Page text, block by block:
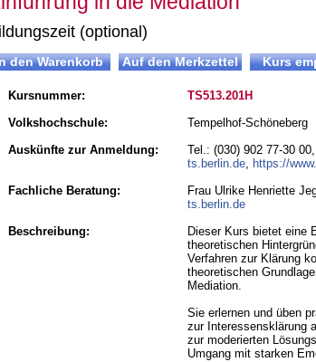
(optional)
Kursnummer:
TS513.201H
Volkshochschule:
Tempelhof-Schöneberg
Auskünfte zur Anmeldung:
Tel.: (030) 902 77-30 00,
ts.berlin.de, https://
Fachliche Beratung:
Frau Ulrike Henriette
ts.berlin.de
Beschreibung:
Dieser Kurs bietet eine
theoretischen
Verfahren zur Klärung
theoretischen
Mediation.
Sie erlernen und üben
zur Interessensklärung
zur moderierten
Umgang mit starken